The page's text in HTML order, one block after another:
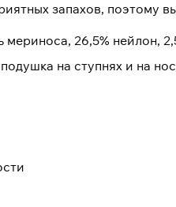
запахов, поэтому
26,5% нейлон,
на ступнях и на